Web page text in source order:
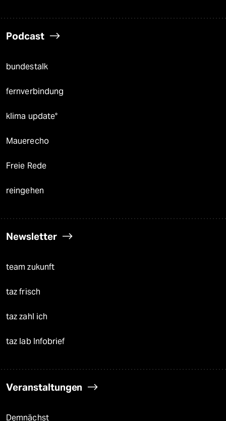
Podcast
bundestalk
fernverbindung
klima update°
Mauerecho
Freie Rede
reingehen
Newsletter
team zukunft
taz frisch
taz zahl ich
taz lab Infobrief
Veranstaltungen
Demnächst